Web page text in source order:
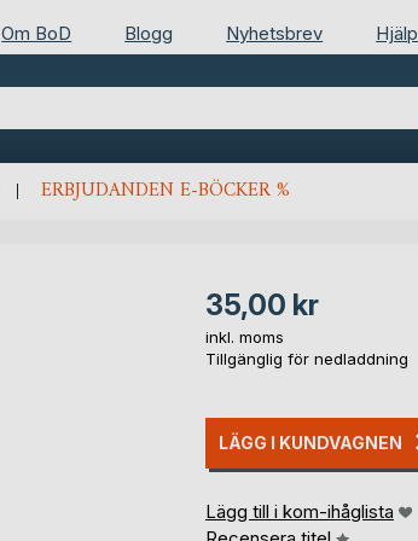
Om BoD Blogg Nyhetsbrev Hjälp
ERBJUDANDEN E-BÖCKER %
35,00 kr
inkl. moms
Tillgänglig för nedladdning
LÄGG I KUNDVAGNEN
Lägg till i kom-ihåglista